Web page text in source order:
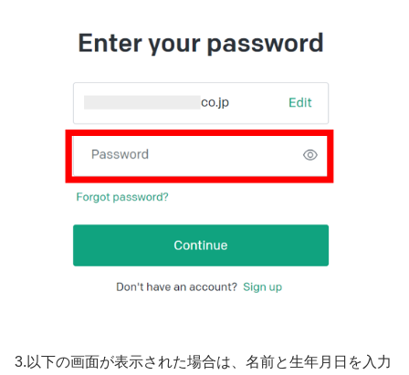
3.以下の画面が表示された場合は、名前と生年月日を入力